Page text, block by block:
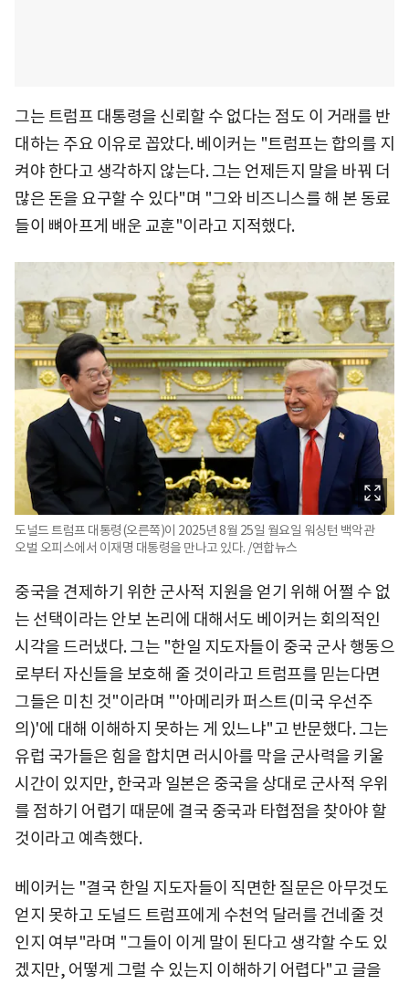
그는 트럼프 대통령을 신뢰할 수 없다는 점도 이 거래를 반
대하는 주요 이유로 꼽았다. 베이커는 "트럼프는 합의를 지
켜야 한다고 생각하지 않는다. 그는 언제든지 말을 바꿔 더
많은 돈을 요구할 수 있다"며 "그와 비즈니스를 해 본 동료
들이 뼈아프게 배운 교훈"이라고 지적했다.
도널드 트럼프 대통령(오른쪽)이 2025년 8월 25일 월요일 워싱턴 백악관
오벌 오피스에서 이재명 대통령을 만나고 있다. /연합뉴스
중국을 견제하기 위한 군사적 지원을 얻기 위해 어쩔 수 없
는 선택이라는 안보 논리에 대해서도 베이커는 회의적인
시각을 드러냈다. 그는 "한일 지도자들이 중국 군사 행동으
로부터 자신들을 보호해 줄 것이라고 트럼프를 믿는다면
그들은 미친 것"이라며 "'아메리카 퍼스트(미국 우선주
의)'에 대해 이해하지 못하는 게 있느냐"고 반문했다. 그는
유럽 국가들은 힘을 합치면 러시아를 막을 군사력을 키울
시간이 있지만, 한국과 일본은 중국을 상대로 군사적 우위
를 점하기 어렵기 때문에 결국 중국과 타협점을 찾아야 할
것이라고 예측했다.
베이커는 "결국 한일 지도자들이 직면한 질문은 아무것도
얻지 못하고 도널드 트럼프에게 수천억 달러를 건네줄 것
인지 여부"라며 "그들이 이게 말이 된다고 생각할 수도 있
겠지만, 어떻게 그럴 수 있는지 이해하기 어렵다"고 글을